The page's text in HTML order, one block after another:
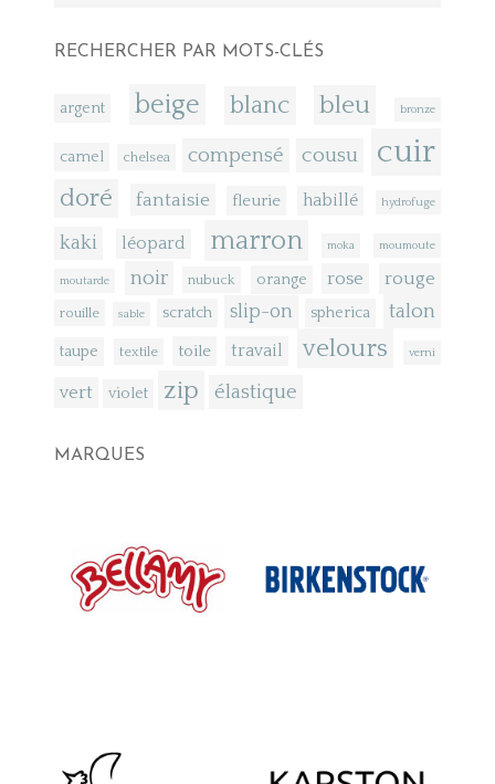
RECHERCHER PAR MOTS-CLÉS
argent beige blanc bleu bronze
camel chelsea compensé cousu cuir
doré fantaisie fleurie habillé hydrofuge
kaki léopard marron moka moumoute
moutarde noir nubuck orange rose rouge
rouille sable scratch slip-on spherica talon
taupe textile toile travail velours verni
vert violet zip élastique
MARQUES